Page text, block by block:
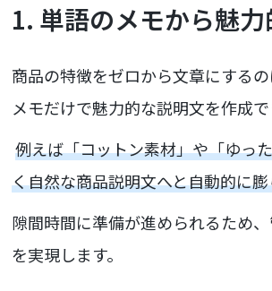
1. 単語のメモから魅
商品の特徴をゼロから文章にする
メモだけで魅力的な説明文を作成で
例えば「コットン素材」や「ゆっ
く自然な商品説明文へと自動的に
隙間時間に準備が進められるため
を実現します。